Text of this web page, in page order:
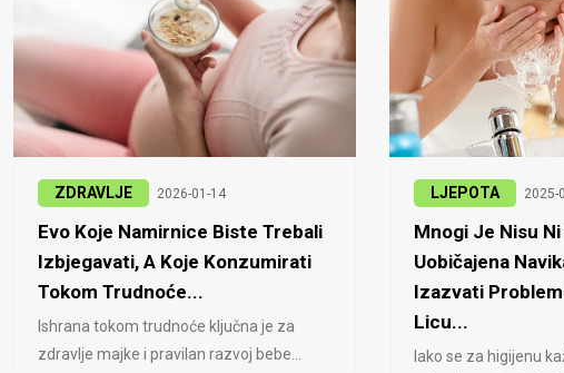
ZDRAVLJE 2026-01-14
Evo Koje Namirnice Biste Trebali
Izbjegavati, A Koje Konzumirati
Tokom Trudnoće...
Ishrana tokom trudnoće ključna je za
zdravlje majke i pravilan razvoj bebe...
LJEPOTA 2025-
Mnogi Je Nisu
Uobičajena
Izazvati
Licu...
Iako se za higijenu